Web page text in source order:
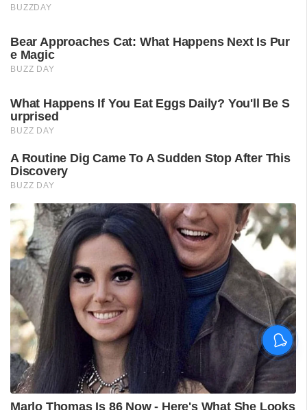
ശ്രീലങ്കൻ പര്യടനം:
ഇന്ത്യയുടെ സന്നാഹ
മത്സരത്തിന് ഇന്ന് തുടക്കം